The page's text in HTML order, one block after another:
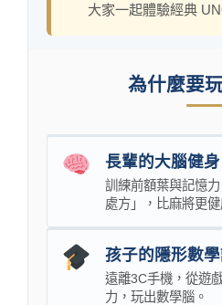
大家一起體驗經典
為什麼要
長輩的大腦健身
訓練前額葉與記憶
處方」，比麻將更健
孩子的隱形數
遠離3C手機，從遊
力，玩出數學腦。